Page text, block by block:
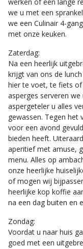
we u met een
we een Culinair 4-
met onze keuken.
Zaterdag:
Na een heerlijk
krijgt van ons de
hier te voet, te fiets
asperges serveren
aspergeteler u alles
gewassen. Tegen het
voor een avond
bieden heeft.
aperitief met amuse,
menu. Alles op
onze heerlijke
of mogen wij
heerlijke kop koffie
na een dag buiten en
Zondag:
Voordat u naar huis
goed met een